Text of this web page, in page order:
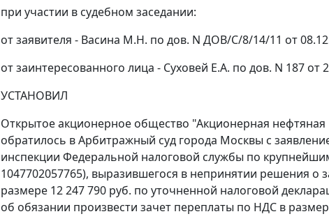
при участии в судебном заседании:
от заявителя - Васина М.Н. по дов. N ДОВ/С/8/14/11 от
от заинтересованного лица - Суховей Е.А. по дов. N 187 от
УСТАНОВИЛ
Открытое акционерное общество "Акционерная
обратилось в Арбитражный суд города Москвы с
инспекции Федеральной налоговой службы по
1047702057765), выразившегося в непринятии решения
размере 12 247 790 руб. по уточненной налоговой
об обязании произвести зачет переплаты по НДС в